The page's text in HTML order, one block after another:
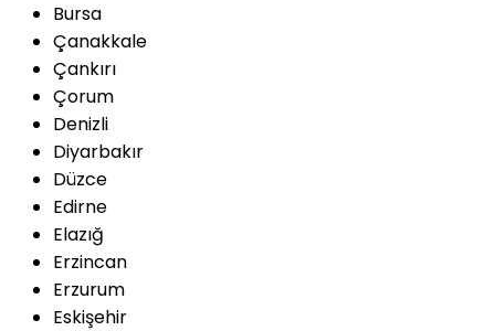
Bursa
Çanakkale
Çankırı
Çorum
Denizli
Diyarbakır
Düzce
Edirne
Elazığ
Erzincan
Erzurum
Eskişehir